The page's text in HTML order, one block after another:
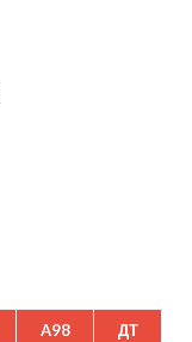
A98 ДТ